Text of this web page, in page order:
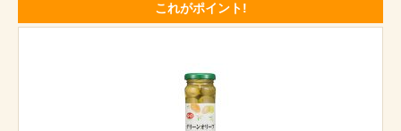
これがポイント!